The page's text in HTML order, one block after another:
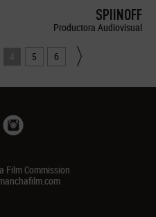
SPIINOFF
Productora Audiovisual
4 5 6
Film Commission